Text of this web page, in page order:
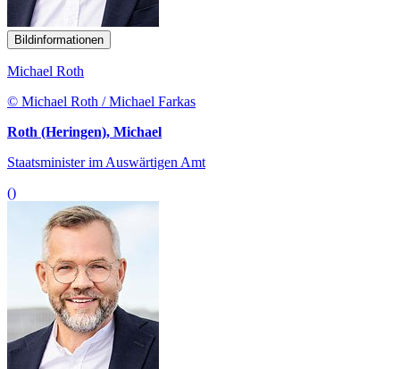
Bildinformationen
Michael Roth
© Michael Roth / Michael Farkas
Roth (Heringen), Michael
Staatsminister im Auswärtigen Amt
()